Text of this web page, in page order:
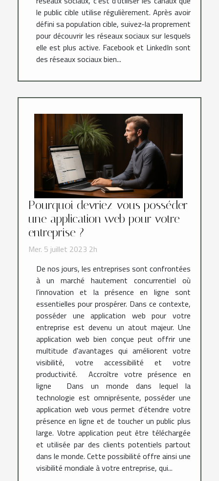
le public cible utilise régulièrement. Après avoir
défini sa population cible, suivez-la proprement
pour découvrir les réseaux sociaux sur lesquels
elle est plus active. Facebook et LinkedIn sont
des réseaux sociaux bien...
Pourquoi devriez-vous posséder
une application web pour votre
entreprise ?
Mer. 5 juillet 2023 2h
De nos jours, les entreprises sont confrontées
à un marché hautement concurrentiel où
l'innovation et la présence en ligne sont
essentielles pour prospérer. Dans ce contexte,
posséder une application web pour votre
entreprise est devenu un atout majeur. Une
application web bien conçue peut offrir une
multitude d'avantages qui améliorent votre
visibilité, votre accessibilité et votre
productivité. Accroître votre présence en
ligne Dans un monde dans lequel la
technologie est omniprésente, posséder une
application web vous permet d'étendre votre
présence en ligne et de toucher un public plus
large. Votre application peut être téléchargée
et utilisée par des clients potentiels partout
dans le monde. Cette possibilité offre ainsi une
visibilité mondiale à votre entreprise, qui...